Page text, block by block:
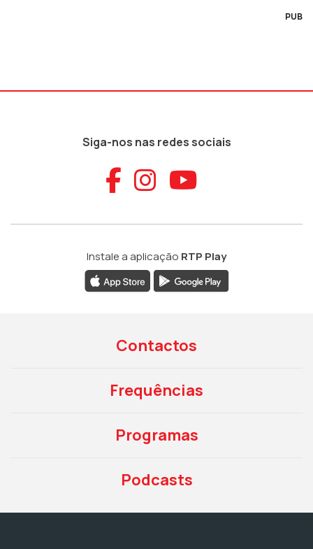
PUB
Siga-nos nas redes sociais
Aceder ao
Aceder ao
Aceder
Instale a aplicação RTP Play
Contactos
Frequências
Programas
Podcasts